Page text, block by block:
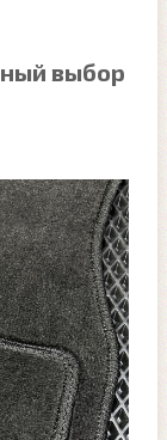
выбор